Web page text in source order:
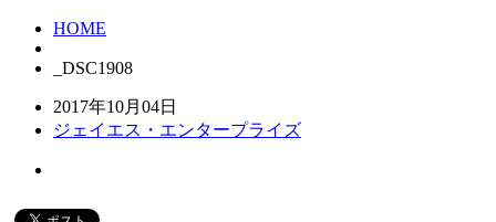
HOME
_DSC1908
2017年10月04日
ジェイエス・エンタープライズ